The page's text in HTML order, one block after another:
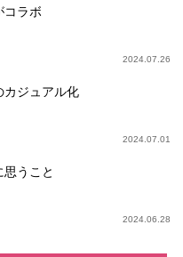
コラボ
2024.07.26
カジュアル化
2024.07.01
うこと
2024.06.28